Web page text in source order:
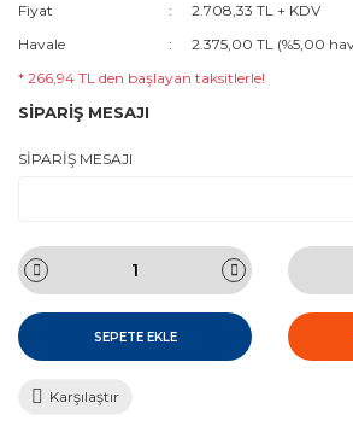
Fiyat
2.708,33 TL + KDV
Havale
2.375,00 TL (%5,00
* 266,94 TL den başlayan taksitlerle!
SİPARİŞ MESAJI
SİPARİŞ MESAJI
SEPETE EKLE
Karşılaştır